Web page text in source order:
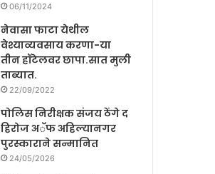
06/11/2024
नेवासा फाटा येथील
वेश्याव्यवसाय करणा-या
तीन हॉटेलवर छापा.सात मुली
ताब्यात.
22/09/2022
पोलिस निरीक्षक संजय ठेंगे द
हिरोज अॅफ अहिल्यानगर
पुरस्काराने सन्मानित
24/05/2026